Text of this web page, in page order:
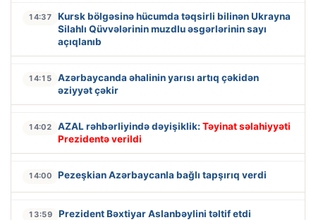
14:37
Kursk bölgəsinə hücumda təqsirli bilinən Ukrayna
Silahlı Qüvvələrinin muzdlu əsgərlərinin sayı
açıqlanıb
14:15
Azərbaycanda əhalinin yarısı artıq çəkidən
əziyyət çəkir
14:02 AZAL rəhbərliyində dəyişiklik: Təyinat səlahiyyəti
Prezidentə verildi
14:00 Pezeşkian Azərbaycanla bağlı tapşırıq verdi
13:59 Prezident Bəxtiyar Aslanbəylini təltif etdi